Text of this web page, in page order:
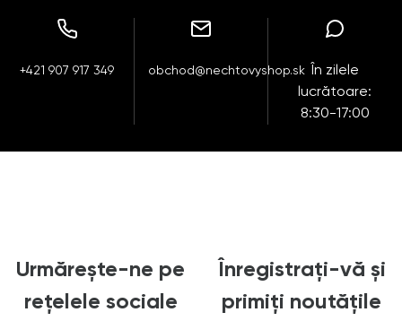
+421 907 917 349 obchod@nechtovyshop.sk
În zilele
lucrătoare:
8:30-17:00
Urmărește-ne pe
rețelele sociale
Înregistrați-vă și
primiți noutățile